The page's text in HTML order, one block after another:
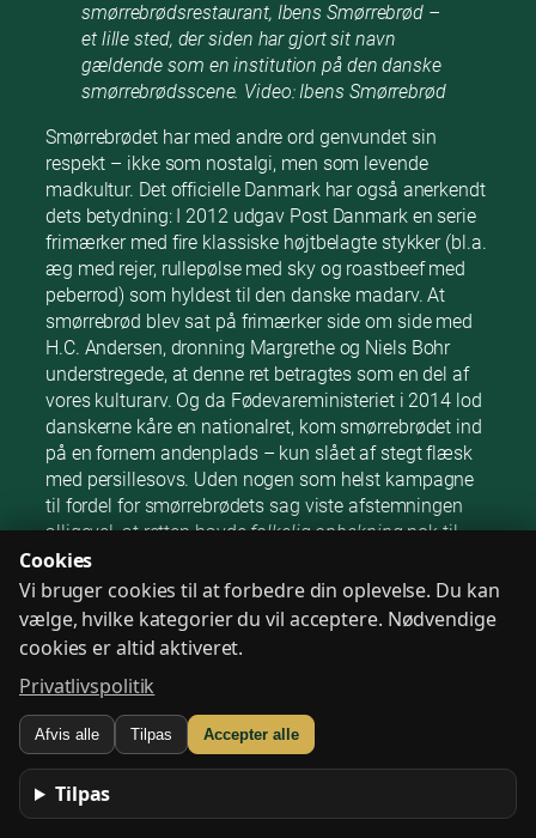
smørrebrødsrestaurant, Ibens Smørrebrød –
et lille sted, der siden har gjort sit navn
gældende som en institution på den danske
smørrebrødsscene. Video: Ibens Smørrebrød
Smørrebrødet har med andre ord genvundet sin
respekt – ikke som nostalgi, men som levende
madkultur. Det officielle Danmark har også anerkendt
dets betydning: I 2012 udgav Post Danmark en serie
frimærker med fire klassiske højtbelagte stykker (bl.a.
æg med rejer, rullepølse med sky og roastbeef med
peberrod) som hyldest til den danske madarv. At
smørrebrød blev sat på frimærker side om side med
H.C. Andersen, dronning Margrethe og Niels Bohr
understregede, at denne ret betragtes som en del af
vores kulturarv. Og da Fødevareministeriet i 2014 lod
danskerne kåre en nationalret, kom smørrebrødet ind
på en fornem andenplads – kun slået af stegt flæsk
med persillesovs. Uden nogen som helst kampagne
til fordel for smørrebrødets sag viste afstemningen
alligevel, at retten havdefolkelig opbakningnok til
næsten at løbe med titlen. Smørrebrødet lever altså i
bedste velgående i folkets hjerter.
Et stykke Danmarkshistorie
på brød
Smørrebrødets rejse fra vikingernes fladbrød til
nutidens Michelin-anbefalede kreationer afspejler
Danmarks egen udvikling. Hvert lag pålæg og hver
pyntestrimel fortæller en historie: om jordbundne
Cookies
Vi bruger cookies til at forbedre din oplevelse. Du kan
vælge, hvilke kategorier du vil acceptere. Nødvendige
cookies er altid aktiveret.
Privatlivspolitik
Afvis alle Tilpas Accepter alle
Tilpas